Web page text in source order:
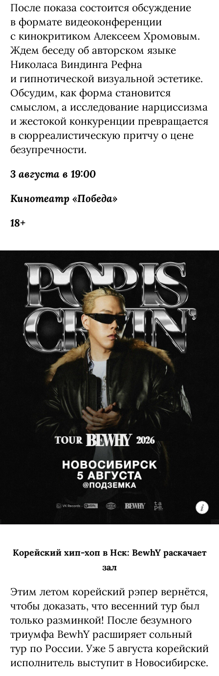
После показа состоится обсуждение
в формате видеоконференции
с кинокритиком Алексеем Хромовым.
Ждем беседу об авторском языке
Николаса Виндинга Рефна
и гипнотической визуальной эстетике.
Обсудим, как форма становится
смыслом, а исследование нарциссизма
и жестокой конкуренции превращается
в сюрреалистическую притчу о цене
безупречности.
3 августа в 19:00
Кинотеатр «Победа»
18+
Корейский хип-хоп в Нск: BewhY раскачает
зал
Этим летом корейский рэпер вернётся,
чтобы доказать, что весенний тур был
только разминкой! После безумного
триумфа BewhY расширяет сольный
тур по России. Уже 5 августа корейский
исполнитель выступит в Новосибирске.